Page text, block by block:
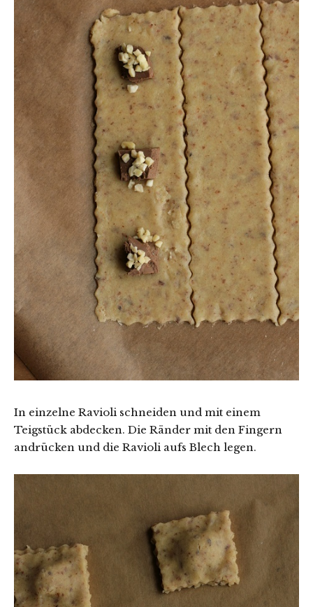
In einzelne Ravioli schneiden und mit einem
Teigstück abdecken. Die Ränder mit den Fingern
andrücken und die Ravioli aufs Blech legen.